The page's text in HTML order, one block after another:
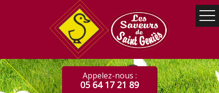
Appelez-nous :
05 64 17 21 89